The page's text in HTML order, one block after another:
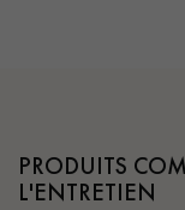
PRODUITS
L'ENTRETIEN